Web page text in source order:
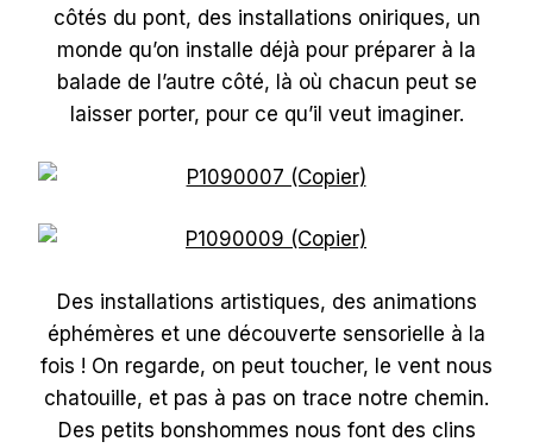
côtés du pont, des installations oniriques, un
monde qu’on installe déjà pour préparer à la
balade de l’autre côté, là où chacun peut se
laisser porter, pour ce qu’il veut imaginer.
Des installations artistiques, des animations
éphémères et une découverte sensorielle à la
fois ! On regarde, on peut toucher, le vent nous
chatouille, et pas à pas on trace notre chemin.
Des petits bonshommes nous font des clins